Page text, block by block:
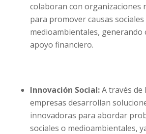
colaboran con organizaciones
para promover causas sociales
medioambientales, generando
apoyo financiero.
Innovación Social:A través de
empresas desarrollan
innovadoras para abordar
sociales o medioambientales,